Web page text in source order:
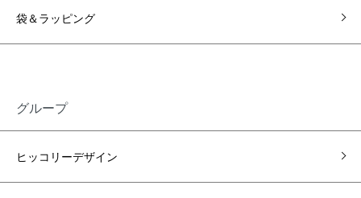
袋＆ラッピング
グループ
ヒッコリーデザイン